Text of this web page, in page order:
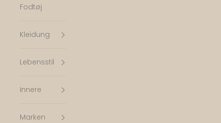
Fodtøj
Kleidung
Lebensstil
Innere
Marken